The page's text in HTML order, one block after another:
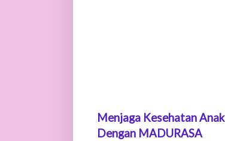
Menjaga Kesehatan Anak
Dengan MADURASA